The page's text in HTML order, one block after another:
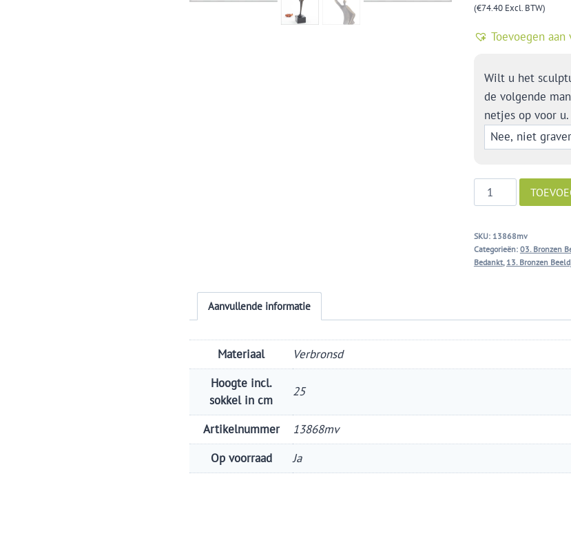
(€74.40Excl. BTW)
Toevoegen
Wilt u het
de volgende
netjes op voor u.
Cheers!
aantal
SKU: 13868mv
Categorieën: 03. Bronzen
Bedankt, 13. Bronzen
Aanvullende informatie
Materiaal
Verbronsd
Hoogte incl.
sokkel in cm
25
Artikelnummer
13868mv
Op voorraad
Ja